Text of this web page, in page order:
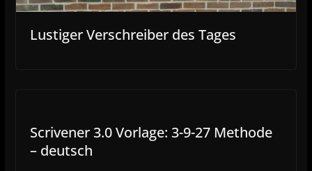
Lustiger Verschreiber des Tages
Scrivener 3.0 Vorlage: 3-9-27 Methode
– deutsch